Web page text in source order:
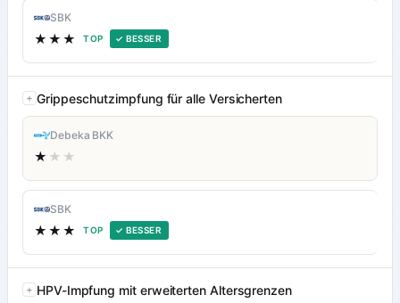
SBK
★★★ TOP ✓ BESSER
Grippeschutzimpfung für alle Versicherten
Debeka BKK
★ ★★
SBK
★★★ TOP ✓ BESSER
HPV-Impfung mit erweiterten Altersgrenzen